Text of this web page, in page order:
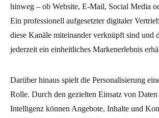
hinweg – ob Website, E-Mail, Social Media
Ein professionell aufgesetzter digitaler
diese Kanäle miteinander verknüpft sind und
jederzeit ein einheitliches Markenerlebnis
Darüber hinaus spielt die Personalisierung
Rolle. Durch den gezielten Einsatz von
Intelligenz können Angebote, Inhalte und